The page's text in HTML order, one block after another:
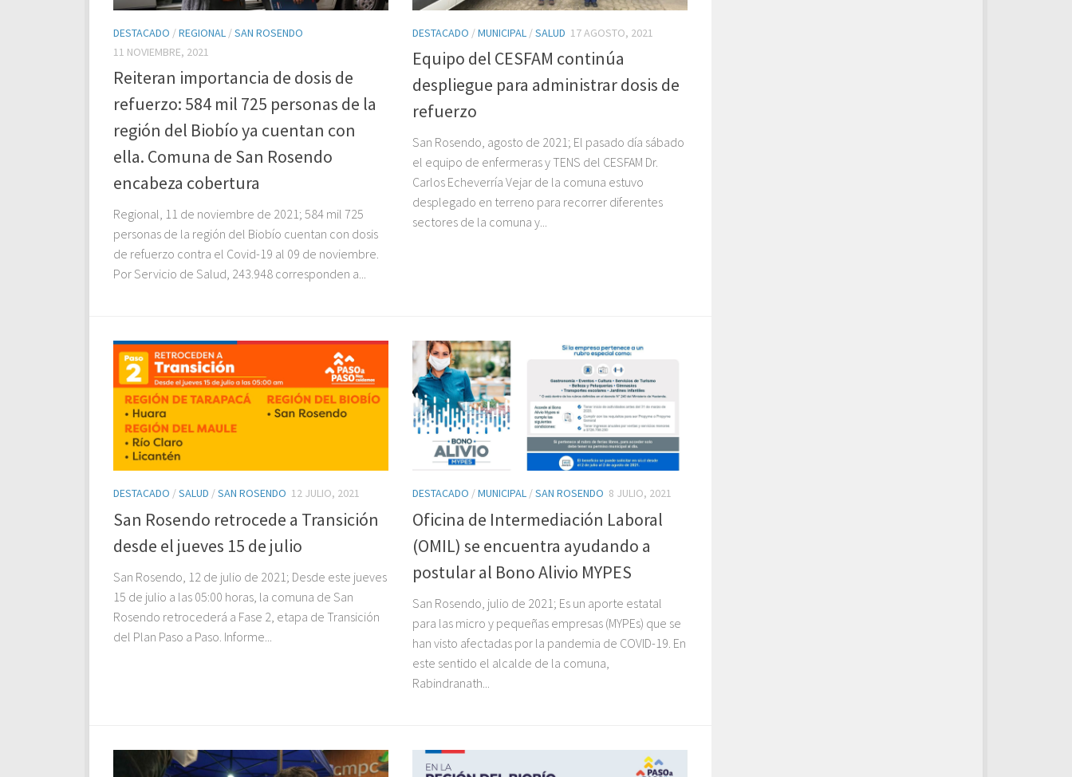
DESTACADO /REGIONAL /SAN ROSENDO
11 NOVIEMBRE, 2021
Reiteran importancia de dosis de
refuerzo: 584 mil 725 personas de la
región del Biobío ya cuentan con
ella. Comuna de San Rosendo
encabeza cobertura
Regional, 11 de noviembre de 2021; 584 mil 725
personas de la región del Biobío cuentan con dosis
de refuerzo contra el Covid-19 al 09 de noviembre.
Por Servicio de Salud, 243.948 corresponden a...
DESTACADO /MUNICIPAL /SALUD 17 AGOSTO, 2021
Equipo del CESFAM continúa
despliegue para administrar dosis de
refuerzo
San Rosendo, agosto de 2021; El pasado día sábado
el equipo de enfermeras y TENS del CESFAM Dr.
Carlos Echeverría Vejar de la comuna estuvo
desplegado en terreno para recorrer diferentes
sectores de la comuna y...
DESTACADO /SALUD /SAN ROSENDO 12 JULIO, 2021
San Rosendo retrocede a Transición
desde el jueves 15 de julio
San Rosendo, 12 de julio de 2021; Desde este jueves
15 de julio a las 05:00 horas, la comuna de San
Rosendo retrocederá a Fase 2, etapa de Transición
del Plan Paso a Paso. Informe...
DESTACADO /MUNICIPAL /SAN ROSENDO 8 JULIO, 2021
Oficina de Intermediación Laboral
(OMIL) se encuentra ayudando a
postular al Bono Alivio MYPES
San Rosendo, julio de 2021; Es un aporte estatal
para las micro y pequeñas empresas (MYPEs) que se
han visto afectadas por la pandemia de COVID-19. En
este sentido el alcalde de la comuna,
Rabindranath...